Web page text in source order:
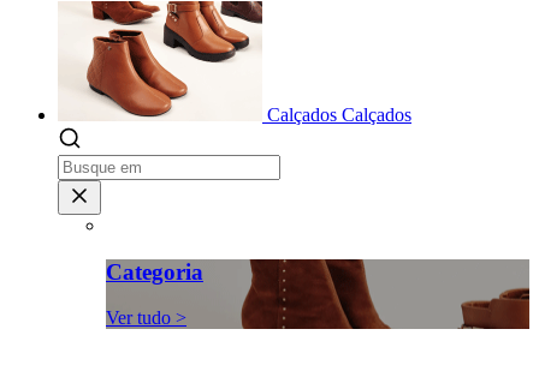
Calçados Calçados
Categoria
Ver tudo >